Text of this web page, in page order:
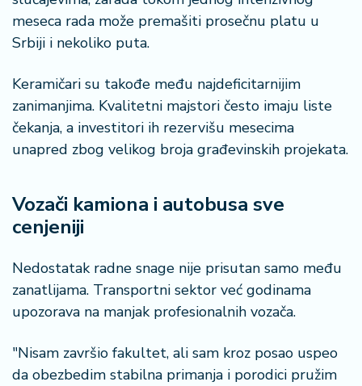
meseca rada može premašiti prosečnu platu u
Srbiji i nekoliko puta.
Keramičari su takođe među najdeficitarnijim
zanimanjima. Kvalitetni majstori često imaju liste
čekanja, a investitori ih rezervišu mesecima
unapred zbog velikog broja građevinskih projekata.
Vozači kamiona i autobusa sve
cenjeniji
Nedostatak radne snage nije prisutan samo među
zanatlijama. Transportni sektor već godinama
upozorava na manjak profesionalnih vozača.
"Nisam završio fakultet, ali sam kroz posao uspeo
da obezbedim stabilna primanja i porodici pružim